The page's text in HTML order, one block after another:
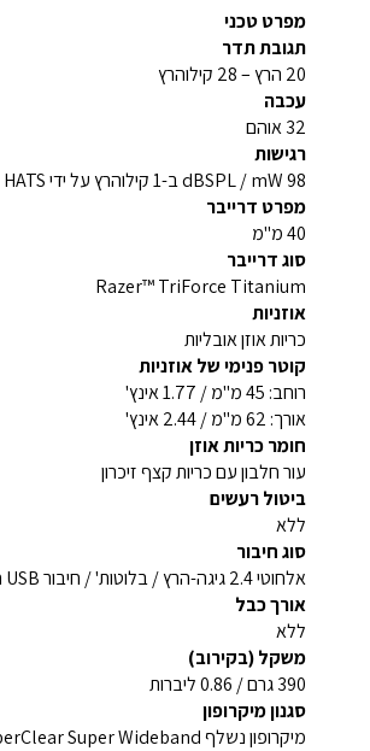
מפרט טכני
תגובת תדר
20 הרץ – 28 קילוהרץ
עכבה
32 אוהם
רגישות
98 dBSPL / mW ב-1 קילוהרץ על ידי HATS
מפרט דרייבר
40 מ"מ
סוג דרייבר
Razer™ TriForce Titanium
אוזניות
כריות אוזן אובליות
קוטר פנימי של אוזניות
רוחב: 45 מ"מ / 1.77 אינץ'
אורך: 62 מ"מ / 2.44 אינץ'
חומר כריות אוזן
עור חלבון עם כריות קצף זיכרון
ביטול רעשים
ללא
סוג חיבור
אלחוטי 2.4 גיגה-הרץ / בלוטות' / חיבור USB חוטי
אורך כבל
ללא
משקל (בקירוב)
390 גרם / 0.86 ליברות
סגנון מיקרופון
מיקרופון נשלף Razer™ HyperClear Super Wideband